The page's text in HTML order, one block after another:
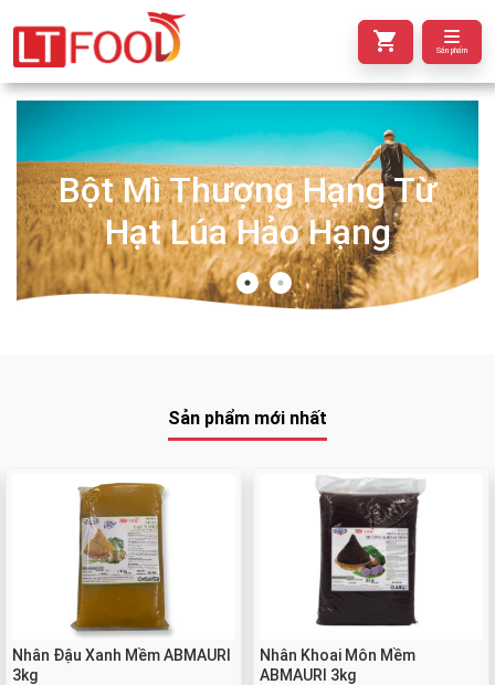
Sản phẩm
Bột Mì Thượng Hạng Từ
Hạt Lúa Hảo Hạng
Sản phẩm mới nhất
Nhân Đậu Xanh Mềm ABMAURI
3kg
Nhân Khoai Môn Mềm
ABMAURI 3kg